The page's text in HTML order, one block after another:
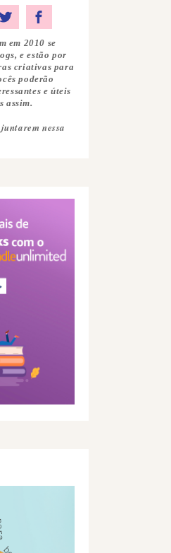
em 2010 se
e estão por
criativas para
poderão
e úteis
assim.
nessa